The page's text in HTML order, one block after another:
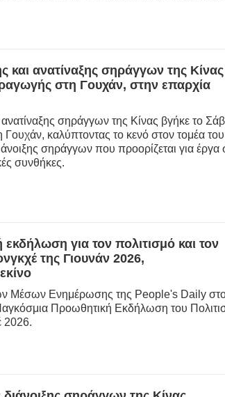
και ανατίναξης σηράγγων της Κίνας
στη Γουχάν, στην επαρχία
σηράγγων της Κίνας βγήκε το
καλύπτοντας το κενό στον τομέα του
σηράγγων που προορίζεται για έργα
συνθήκες.
για τον πολιτισμό και τον
της Γιουνάν 2026,
Μέσων Ενημέρωσης της People's Daily
Προωθητική Εκδήλωση του
2026.